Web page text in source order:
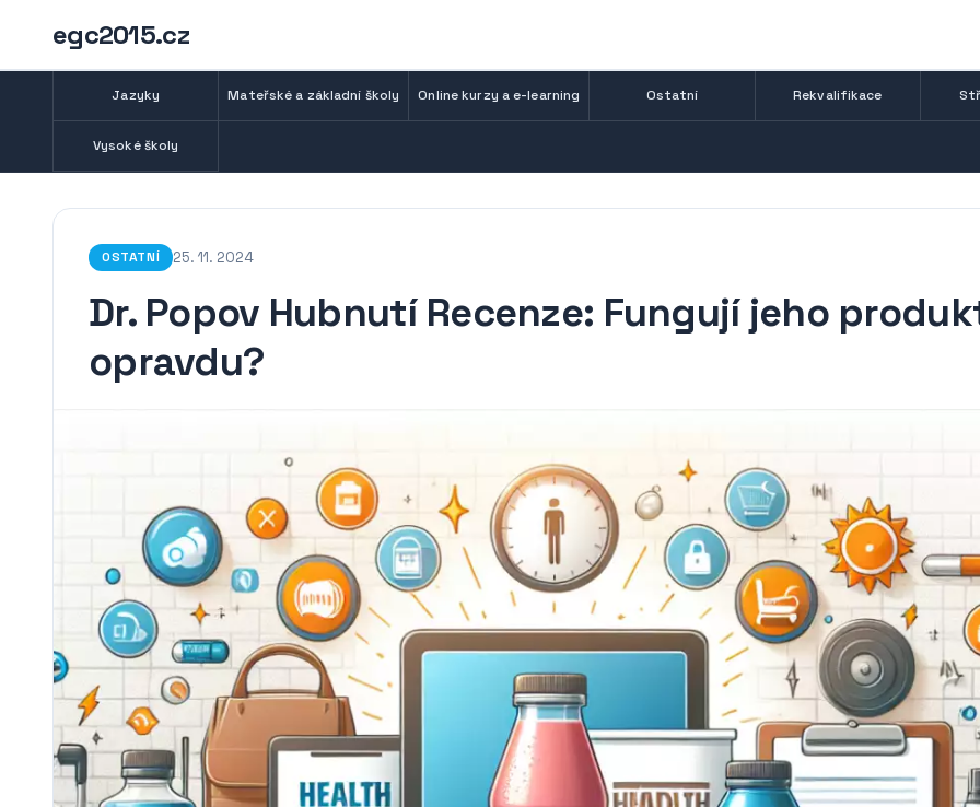
egc2015.cz
Jazyky Mateřské a základní školy Online kurzy a e-learning Ostatní Rekvalifikace
Vysoké školy
OSTATNÍ 25. 11. 2024
Dr. Popov Hubnutí Recenze: Fungují jeho
opravdu?